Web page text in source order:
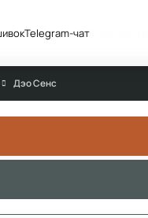
Telegram-чатСообщество
Дэо Сенс